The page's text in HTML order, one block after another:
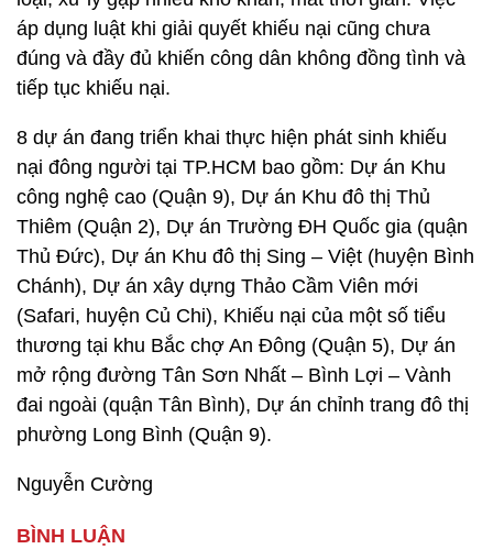
áp dụng luật khi giải quyết khiếu nại cũng chưa
đúng và đầy đủ khiến công dân không đồng tình và
tiếp tục khiếu nại.
8 dự án đang triển khai thực hiện phát sinh khiếu
nại đông người tại TP.HCM bao gồm: Dự án Khu
công nghệ cao (Quận 9), Dự án Khu đô thị Thủ
Thiêm (Quận 2), Dự án Trường ĐH Quốc gia (quận
Thủ Đức), Dự án Khu đô thị Sing – Việt (huyện Bình
Chánh), Dự án xây dựng Thảo Cầm Viên mới
(Safari, huyện Củ Chi), Khiếu nại của một số tiểu
thương tại khu Bắc chợ An Đông (Quận 5), Dự án
mở rộng đường Tân Sơn Nhất – Bình Lợi – Vành
đai ngoài (quận Tân Bình), Dự án chỉnh trang đô thị
phường Long Bình (Quận 9).
Nguyễn Cường